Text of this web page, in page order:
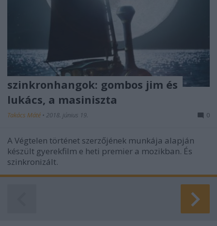
szinkronhangok: gombos jim és
lukács, a masiniszta
Takács Máté • 2018. június 19. 0
A Végtelen történet szerzőjének munkája alapján
készült gyerekfilm e heti premier a mozikban. És
szinkronizált.